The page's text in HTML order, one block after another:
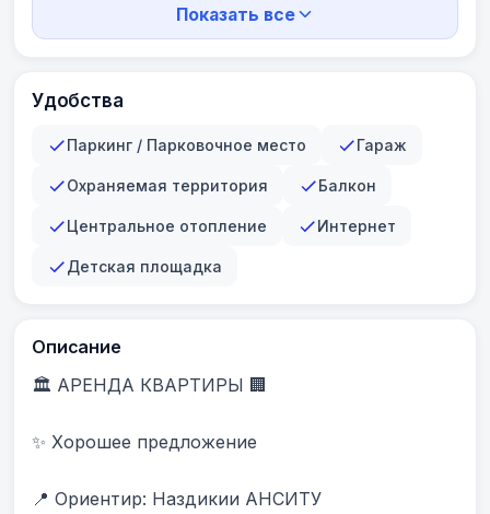
Показать все
Удобства
Паркинг / Парковочное место Гараж
Охраняемая территория Балкон
Центральное отопление Интернет
Детская площадка
Описание
🏛 АРЕНДА КВАРТИРЫ 🏢
✨ Хорошее предложение
📍 Ориентир: Наздикии АНСИТУ